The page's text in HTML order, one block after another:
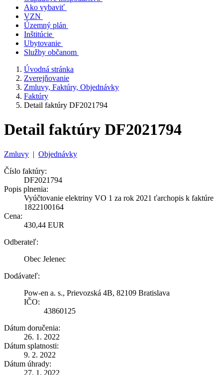
Ako vybaviť
VZN
Územný plán
Inštitúcie
Ubytovanie
Služby občanom
Úvodná stránka
Zverejňovanie
Zmluvy, Faktúry, Objednávky
Faktúry
Detail faktúry DF2021794
Detail faktúry DF2021794
Zmluvy | Objednávky
Číslo faktúry:
DF2021794
Popis plnenia:
Vyúčtovanie elektriny VO 1 za rok 2021 ťarchopis k faktúre
1822100164
Cena:
430,44 EUR
Odberateľ:
Obec Jelenec
Dodávateľ:
Pow-en a. s., Prievozská 4B, 82109 Bratislava
IČO:
43860125
Dátum doručenia:
26. 1. 2022
Dátum splatnosti:
9. 2. 2022
Dátum úhrady:
27. 1. 2022